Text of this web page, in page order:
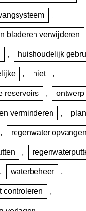
,
bladeren verwijderen
, huishoudelijk
, niet ,
reservoirs , ontwerp
verminderen ,
, regenwater opvangen
,
, waterbeheer ,
controleren ,